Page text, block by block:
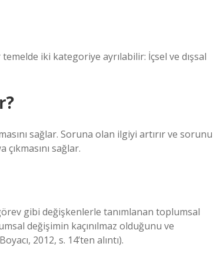
iki kategoriye ayrılabilir: İçsel ve dışsal
sağlar. Soruna olan ilgiyi artırır ve sorunu
sağlar.
gibi değişkenlerle tanımlanan toplumsal
değişimin kaçınılmaz olduğunu ve
2012, s. 14’ten alıntı).